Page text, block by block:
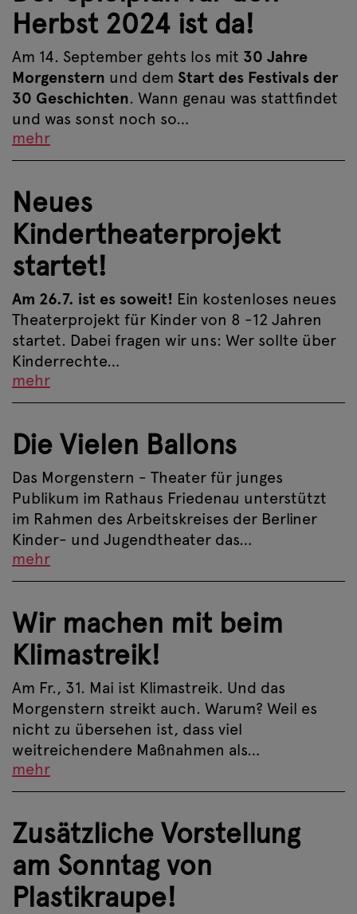
Herbst 2024 ist da!
Am 14. September gehts los mit 30 Jahre
Morgenstern und dem Start des Festivals der
30 Geschichten. Wann genau was stattfindet
und was sonst noch so…
mehr
Neues
Kindertheaterprojekt
startet!
Am 26.7. ist es soweit! Ein kostenloses neues
Theaterprojekt für Kinder von 8 -12 Jahren
startet. Dabei fragen wir uns: Wer sollte über
Kinderrechte…
mehr
Die Vielen Ballons
Das Morgenstern - Theater für junges
Publikum im Rathaus Friedenau unterstützt
im Rahmen des Arbeitskreises der Berliner
Kinder- und Jugendtheater das…
mehr
Wir machen mit beim
Klimastreik!
Am Fr., 31. Mai ist Klimastreik. Und das
Morgenstern streikt auch. Warum? Weil es
nicht zu übersehen ist, dass viel
weitreichendere Maßnahmen als…
mehr
Zusätzliche Vorstellung
am Sonntag von
Plastikraupe!